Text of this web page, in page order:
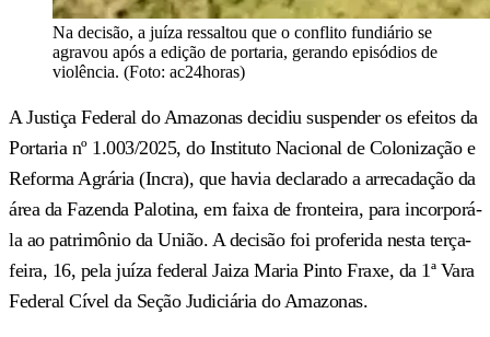
Na decisão, a juíza ressaltou que o conflito fundiário se
agravou após a edição de portaria, gerando episódios de
violência. (Foto: ac24horas)
A Justiça Federal do Amazonas decidiu suspender os efeitos da
Portaria nº 1.003/2025, do Instituto Nacional de Colonização e
Reforma Agrária (Incra), que havia declarado a arrecadação da
área da Fazenda Palotina, em faixa de fronteira, para incorporá-
la ao patrimônio da União. A decisão foi proferida nesta terça-
feira, 16, pela juíza federal Jaiza Maria Pinto Fraxe, da 1ª Vara
Federal Cível da Seção Judiciária do Amazonas.